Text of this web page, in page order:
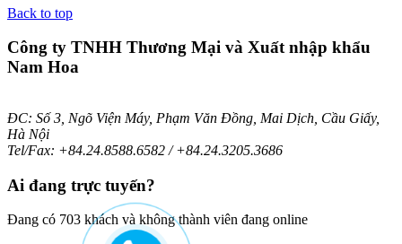
Back to top
Công ty TNHH Thương Mại và Xuất nhập khẩu
Nam Hoa
ĐC: Số 3, Ngõ Viện Máy, Phạm Văn Đồng, Mai Dịch, Cầu Giấy,
Hà Nội
Tel/Fax: +84.24.8588.6582 / +84.24.3205.3686
Ai đang trực tuyến?
Đang có 703 khách và không thành viên đang online